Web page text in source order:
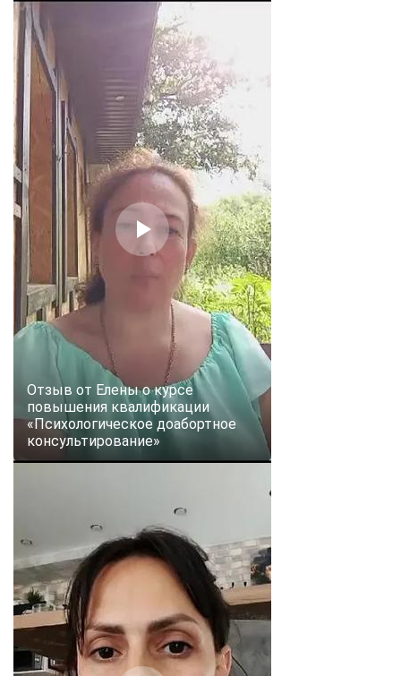
Отзыв от Елены о курсе
повышения квалификации
«Психологическое доабортное
консультирование»